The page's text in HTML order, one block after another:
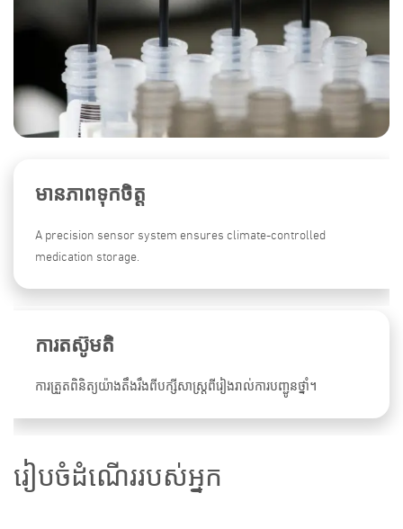
មានភាពទុកចិត្ត
A precision sensor system ensures climate-controlled
medication storage.
ការតស៊ូមតិ
ការត្រួតពិនិត្យយ៉ាងតឹងរឹងពីបក្សីសាស្ត្រពីរៀងរាល់ការបញ្ជូនថ្នាំ។
រៀបចំដំណើររបស់អ្នក